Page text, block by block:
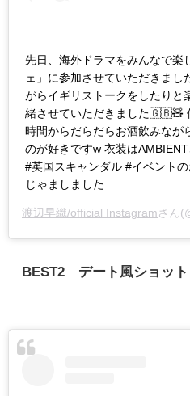
先日、海外ドラマをみんなで楽
ェ」に参加させていただきまし
がらイギリストークをしたりと
緒させていただきました🇬🇧🧸
時間からだらだらお酒飲みなが
のが好きですw 衣装は
#英国スキャンダル #イベント
じゃましました
渡辺早織/official Instagramさん
BEST2 デート風ショット